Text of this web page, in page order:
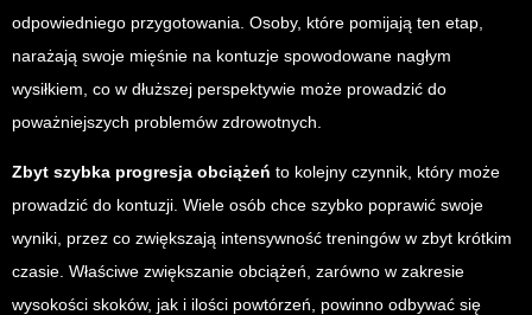
odpowiedniego przygotowania. Osoby, które pomijają ten etap,
narażają swoje mięśnie na kontuzje spowodowane nagłym
wysiłkiem, co w dłuższej perspektywie może prowadzić do
poważniejszych problemów zdrowotnych.
Zbyt szybka progresja obciążeń to kolejny czynnik, który może
prowadzić do kontuzji. Wiele osób chce szybko poprawić swoje
wyniki, przez co zwiększają intensywność treningów w zbyt krótkim
czasie. Właściwe zwiększanie obciążeń, zarówno w zakresie
wysokości skoków, jak i ilości powtórzeń, powinno odbywać się